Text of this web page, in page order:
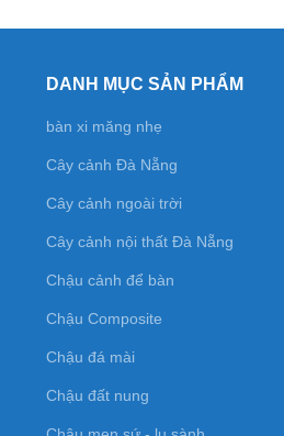
DANH MỤC SẢN PHẨM
bàn xi măng nhẹ
Cây cảnh Đà Nẵng
Cây cảnh ngoài trời
Cây cảnh nội thất Đà Nẵng
Chậu cảnh để bàn
Chậu Composite
Chậu đá mài
Chậu đất nung